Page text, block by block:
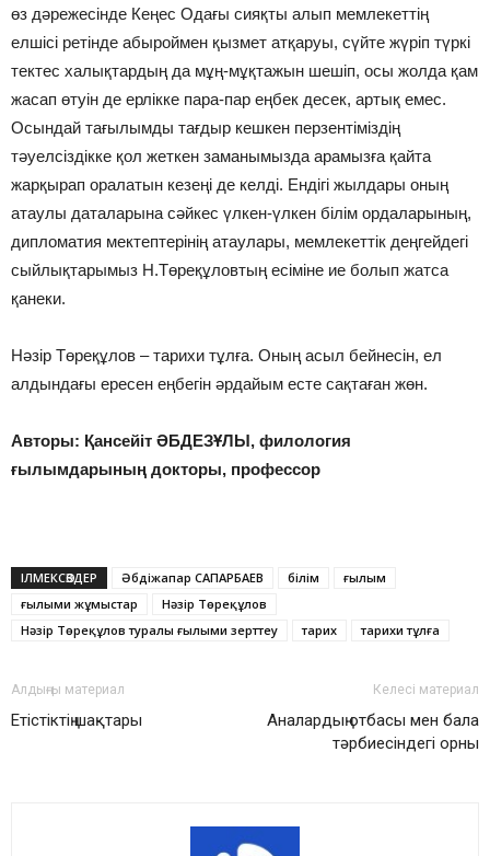
өз дәрежесінде Кеңес Одағы сияқты алып мемлекеттің
елшісі ретінде абыроймен қызмет атқаруы, сүйте жүріп түркі
тектес халықтардың да мұң-мұқтажын шешіп, осы жолда қам
жасап өтуін де ерлікке пара-пар еңбек десек, артық емес.
Осындай тағылымды тағдыр кешкен перзентіміздің
тәуелсіздікке қол жеткен заманымызда арамызға қайта
жарқырап оралатын кезеңі де келді. Ендігі жылдары оның
атаулы даталарына сәйкес үлкен-үлкен білім ордаларының,
дипломатия мектептерінің атаулары, мемлекеттік деңгейдегі
сыйлықтарымыз Н.Төреқұловтың есіміне ие болып жатса
қанеки.
Нәзір Төреқұлов – тарихи тұлға. Оның асыл бейнесін, ел
алдындағы ересен еңбегін әрдайым есте сақтаған жөн.
Авторы: Қансейіт ӘБДЕЗҰЛЫ, филология
ғылымдарының докторы, профессор
ІЛМЕКСӨЗДЕР Әбдіжапар САПАРБАЕВ білім
ғылым
ғылыми жұмыстар
Нәзір Төреқұлов
Нәзір Төреқұлов туралы ғылыми зерттеу
тарих тарихи тұлға
Алдыңғы материал
Етістіктің шақтары
Келесі материал
Аналардың отбасы мен бала
тәрбиесіндегі орны